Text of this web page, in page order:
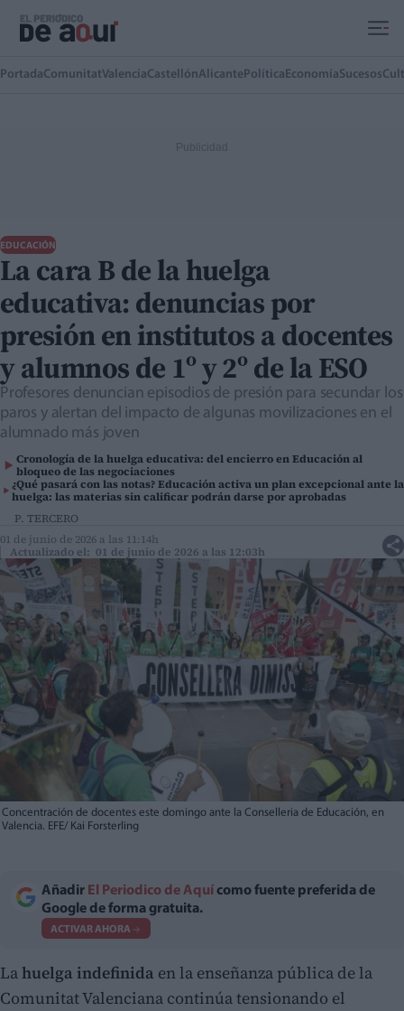
PortadaComunitatValenciaCastellónAlicante Política EconomíaSucesos
EDUCACIÓN
La cara B de la huelga
educativa: denuncias por
presión en institutos a docentes
y alumnos de 1º y 2º de la ESO
Profesores denuncian episodios de presión para secundar los
paros y alertan del impacto de algunas movilizaciones en el
alumnado más joven
Cronología de la huelga educativa: del encierro en Educación al
bloqueo de las negociaciones
¿Qué pasará con las notas? Educación activa un plan excepcional ante la
huelga: las materias sin calificar podrán darse por aprobadas
P. TERCERO
01 de junio de 2026 a las 11:14h
Actualizado el: 01 de junio de 2026 a las 12:03h
Concentración de docentes este domingo ante la Conselleria de Educación, en
Valencia. EFE/ Kai Forsterling
Añadir El Periodico de Aquí como fuente preferida de
Google de forma gratuita.
ACTIVAR AHORA
Lahuelga indefinida en la enseñanza pública de la
Comunitat Valenciana continúa tensionando el